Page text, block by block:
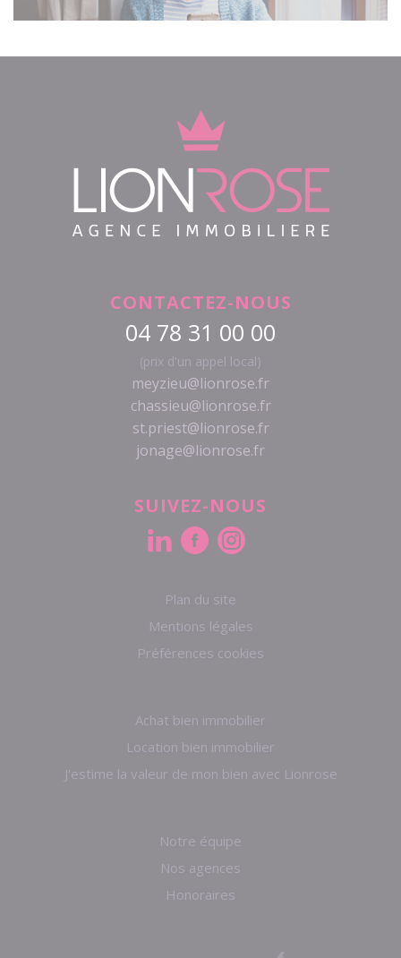
Plan du site
Mentions légales
Préférences cookies
Achat bien immobilier
Location bien immobilier
J'estime la valeur de mon bien avec Lionrose
Notre équipe
Nos agences
Honoraires
CONTACTEZ-NOUS
04 78 31 00 00
(prix d'un appel local)
meyzieu@lionrose.fr
chassieu@lionrose.fr
st.priest@lionrose.fr
jonage@lionrose.fr
SUIVEZ-NOUS